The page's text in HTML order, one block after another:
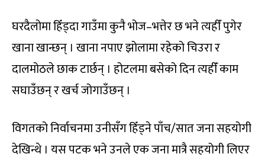
घरदैलोमा हिँड्दा गाउँमा कुनै भोज–भत्तेर छ भने त्यहीँ पुगेर
खाना खान्छन् । खाना नपाए झोलामा रहेको चिउरा र
दालमोठले छाक टार्छन् । होटलमा बसेको दिन त्यहीँ काम
सघाउँछन् र खर्च जोगाउँछन् ।
विगतको निर्वाचनमा उनीसँग हिँड्ने पाँच/सात जना सहयोगी
देखिन्थे । यस पटक भने उनले एक जना मात्रै सहयोगी लिएर